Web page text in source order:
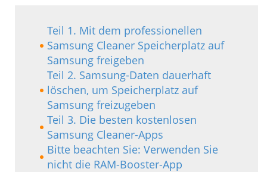
Teil 1. Mit dem professionellen
Samsung Cleaner Speicherplatz auf
Samsung freigeben
Teil 2. Samsung-Daten dauerhaft
löschen, um Speicherplatz auf
Samsung freizugeben
Teil 3. Die besten kostenlosen
Samsung Cleaner-Apps
Bitte beachten Sie: Verwenden Sie
nicht die RAM-Booster-App